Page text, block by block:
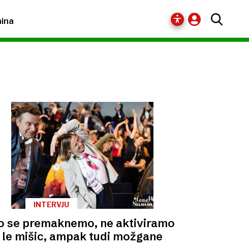
INTERVJU
se premaknemo, ne aktiviramo
le mišic, ampak tudi možgane